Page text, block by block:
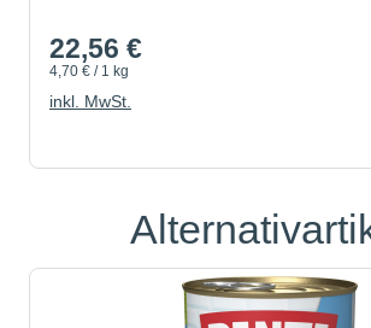
22,56 €
4,70 € / 1 kg
inkl. MwSt.
Produktgalerie überspringen